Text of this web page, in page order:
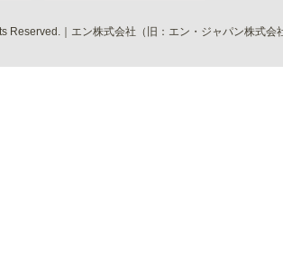
Reserved.｜エン株式会社（旧：エン・ジャパン株式会